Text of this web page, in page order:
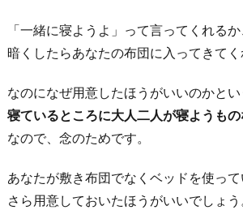
消
す
わ
り
に
「一緒に寝ようよ」って言ってくれる
暗くしたらあなたの布団に入ってきてく
なのになぜ用意したほうがいいのかとい
寝ているところに大人二人が寝ようもの
なので、念のためです。
あなたが敷き布団でなくベッドを使っ
さら用意しておいたほうがいいでしょう